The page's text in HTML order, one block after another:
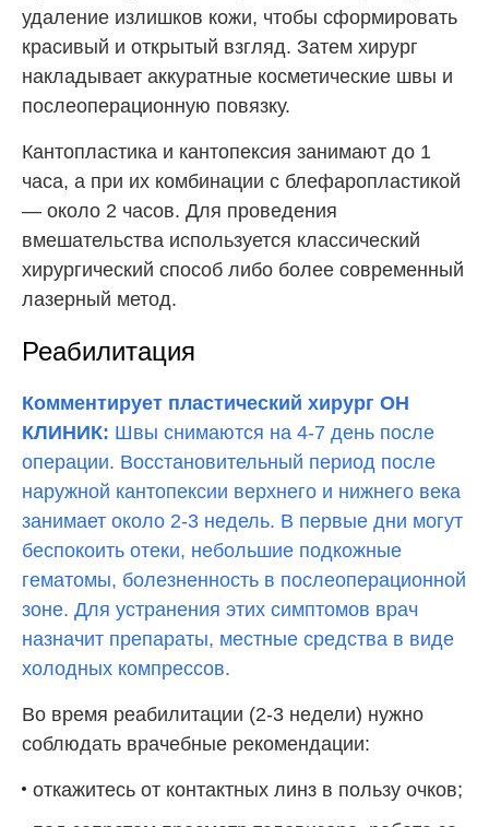
удаление излишков кожи, чтобы сформировать
красивый и открытый взгляд. Затем хирург
накладывает аккуратные косметические швы и
послеоперационную повязку.
Кантопластика и кантопексия занимают до 1
часа, а при их комбинации с блефаропластикой
— около 2 часов. Для проведения
вмешательства используется классический
хирургический способ либо более современный
лазерный метод.
Реабилитация
Комментирует пластический хирург ОН
КЛИНИК: Швы снимаются на 4-7 день после
операции. Восстановительный период после
наружной кантопексии верхнего и нижнего века
занимает около 2-3 недель. В первые дни могут
беспокоить отеки, небольшие подкожные
гематомы, болезненность в послеоперационной
зоне. Для устранения этих симптомов врач
назначит препараты, местные средства в виде
холодных компрессов.
Во время реабилитации (2-3 недели) нужно
соблюдать врачебные рекомендации:
откажитесь от контактных линз в пользу очков;